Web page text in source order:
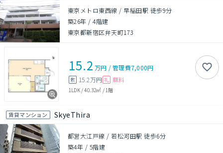
東京メトロ東西線 / 早稲田駅 徒歩9分
築26年 /4階建
東京都新宿区弁天町173
15.2 万円 /管理費7,000円
敷 15.2万円 礼 無料
1LDK/40.32㎡ / 1階
賃貸マンション SkyeThira
都営大江戸線 / 若松河田駅 徒歩6分
築4年 / 5階建